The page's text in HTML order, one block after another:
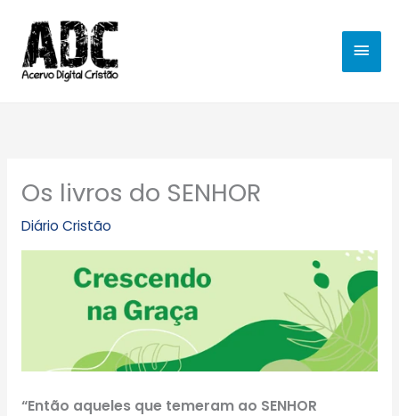
para
conteúdo
Os livros do SENHOR
Diário Cristão
“Então aqueles que temeram ao SENHOR